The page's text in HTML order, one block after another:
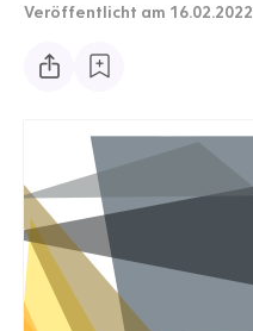
Veröffentlicht am 16.02.2022